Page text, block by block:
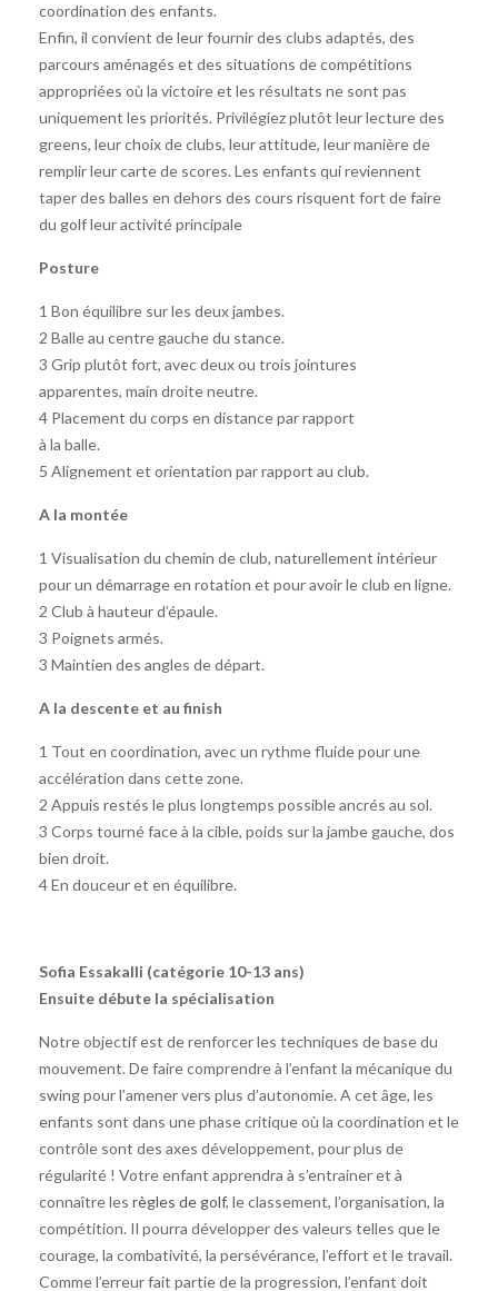
coordination des enfants.
Enfin, il convient de leur fournir des clubs adaptés, des
parcours aménagés et des situations de compétitions
appropriées où la victoire et les résultats ne sont pas
uniquement les priorités. Privilégiez plutôt leur lecture des
greens, leur choix de clubs, leur attitude, leur manière de
remplir leur carte de scores. Les enfants qui reviennent
taper des balles en dehors des cours risquent fort de faire
du golf leur activité principale
Posture
1 Bon équilibre sur les deux jambes.
2 Balle au centre gauche du stance.
3 Grip plutôt fort, avec deux ou trois jointures
apparentes, main droite neutre.
4 Placement du corps en distance par rapport
à la balle.
5 Alignement et orientation par rapport au club.
A la montée
1 Visualisation du chemin de club, naturellement intérieur
pour un démarrage en rotation et pour avoir le club en ligne.
2 Club à hauteur d’épaule.
3 Poignets armés.
3 Maintien des angles de départ.
A la descente et au finish
1 Tout en coordination, avec un rythme fluide pour une
accélération dans cette zone.
2 Appuis restés le plus longtemps possible ancrés au sol.
3 Corps tourné face à la cible, poids sur la jambe gauche, dos
bien droit.
4 En douceur et en équilibre.
Sofia Essakalli (catégorie 10-13 ans)
Ensuite débute la spécialisation
Notre objectif est de renforcer les techniques de base du
mouvement. De faire comprendre à l’enfant la mécanique du
swing pour l’amener vers plus d’autonomie. A cet âge, les
enfants sont dans une phase critique où la coordination et le
contrôle sont des axes développement, pour plus de
régularité ! Votre enfant apprendra à s’entrainer et à
connaître les règles de golf, le classement, l’organisation, la
compétition. Il pourra développer des valeurs telles que le
courage, la combativité, la persévérance, l’effort et le travail.
Comme l’erreur fait partie de la progression, l’enfant doit